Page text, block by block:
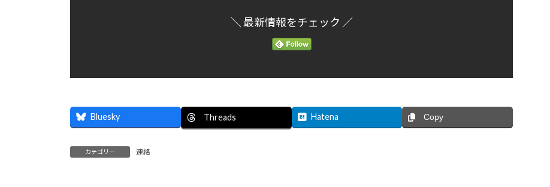
＼ 最新情報をチェック ／
Bluesky Threads Hatena Copy
カテゴリー 連絡